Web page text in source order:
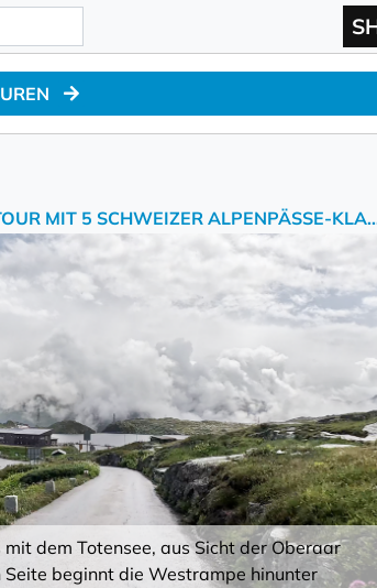
MOTORRADTOUR MIT 5
dem Totensee, aus Sicht der Oberaar
beginnt die Westrampe hinunter